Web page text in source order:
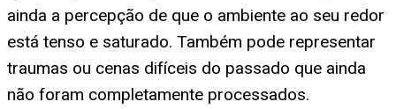
ainda a percepção de que o ambiente ao seu redor
está tenso e saturado. Também pode representar
traumas ou cenas difíceis do passado que ainda
não foram completamente processados.